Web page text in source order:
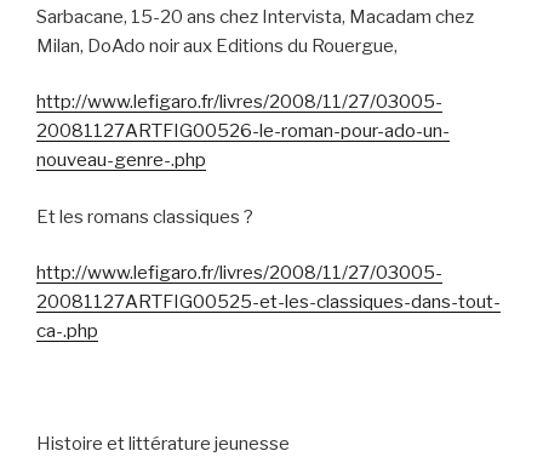
Sarbacane, 15-20 ans chez Intervista, Macadam chez
Milan, DoAdo noir aux Editions du Rouergue,
http://www.lefigaro.fr/livres/2008/11/27/03005-
20081127ARTFIG00526-le-roman-pour-ado-un-
nouveau-genre-.php
Et les romans classiques ?
http://www.lefigaro.fr/livres/2008/11/27/03005-
20081127ARTFIG00525-et-les-classiques-dans-tout-
ca-.php
Histoire et littérature jeunesse